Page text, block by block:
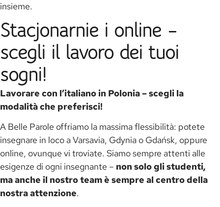
insieme.
Stacjonarnie i online –
scegli il lavoro dei tuoi
sogni!
Lavorare con l’italiano in Polonia – scegli la
modalità che preferisci!
A Belle Parole offriamo la massima flessibilità: potete
insegnare in loco a Varsavia, Gdynia o Gdańsk, oppure
online, ovunque vi troviate. Siamo sempre attenti alle
esigenze di ogni insegnante – non solo gli studenti,
ma anche il nostro team è sempre al centro della
nostra attenzione.